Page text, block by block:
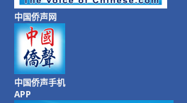
中国侨声网
中国侨声手机
APP